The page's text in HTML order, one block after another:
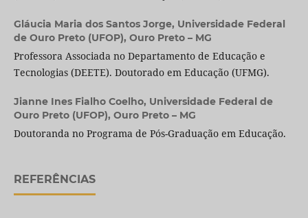
Gláucia Maria dos Santos Jorge, Universidade Federal
de Ouro Preto (UFOP), Ouro Preto – MG
Professora Associada no Departamento de Educação e
Tecnologias (DEETE). Doutorado em Educação (UFMG).
Jianne Ines Fialho Coelho, Universidade Federal de
Ouro Preto (UFOP), Ouro Preto – MG
Doutoranda no Programa de Pós-Graduação em Educação.
REFERÊNCIAS